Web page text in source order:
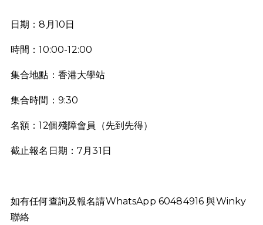
日期：8月10日
時間：10:00-12:00
集合地點：香港大學站
集合時間：9:30
名額：12個殘障會員（先到先得）
截止報名日期：7月31日
如有任何查詢及報名請WhatsApp 60484916 與Winky
聯絡